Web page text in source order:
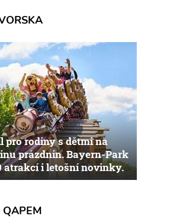
pro rodiny s dětmi na
prázdnin. Bayern-Park
atrakcí i letošní novinky.